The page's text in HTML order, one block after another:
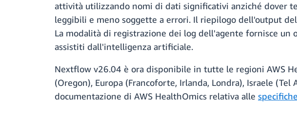
attività utilizzando nomi di dati significativi anziché dover
leggibili e meno soggette a errori. Il riepilogo dell'output
La modalità di registrazione dei log dell'agente fornisce
assistiti dall'intelligenza artificiale.
Nextflow v26.04 è ora disponibile in tutte le regioni AWS
(Oregon), Europa (Francoforte, Irlanda, Londra), Israele
documentazione di AWS HealthOmics relativa alle